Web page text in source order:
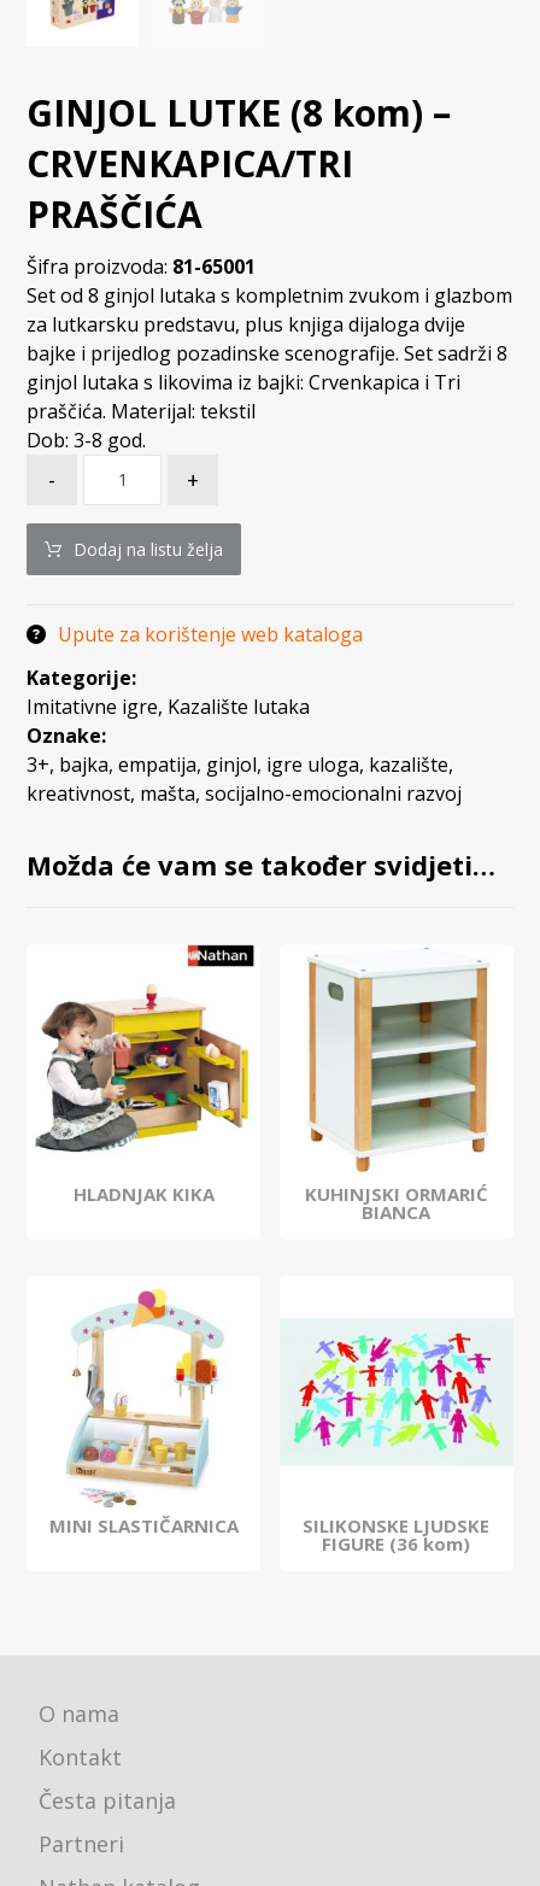
GINJOL LUTKE (8 kom) –
CRVENKAPICA/TRI
PRAŠČIĆA
Šifra proizvoda: 81-65001
Set od 8 ginjol lutaka s kompletnim zvukom i glazbom
za lutkarsku predstavu, plus knjiga dijaloga dvije
bajke i prijedlog pozadinske scenografije. Set sadrži 8
ginjol lutaka s likovima iz bajki: Crvenkapica i Tri
praščića. Materijal: tekstil
Dob: 3-8 god.
- +
Dodaj na listu želja
Upute za korištenje web kataloga
Kategorije:
Imitativne igre, Kazalište lutaka
Oznake:
3+, bajka,empatija, ginjol, igre uloga, kazalište,
kreativnost, mašta,socijalno-emocionalni razvoj
Možda će vam se također svidjeti…
HLADNJAK KIKA KUHINJSKI ORMARIĆ
BIANCA
MINI SLASTIČARNICA SILIKONSKE LJUDSKE
FIGURE (36 kom)
O nama
Kontakt
Česta pitanja
Partneri